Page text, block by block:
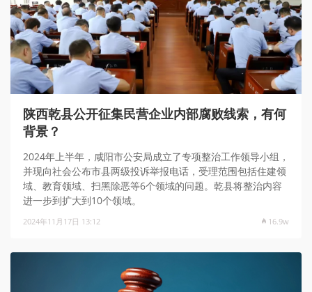
陕西乾县公开征集民营企业内部腐败线索，有何
背景？
2024年上半年，咸阳市公安局成立了专项整治工作领导小组，
并现向社会公布市县两级投诉举报电话，受理范围包括住建领
域、教育领域、扫黑除恶等6个领域的问题。乾县将整治内容
进一步到扩大到10个领域。
2024年11月17日 13:12 16.9w